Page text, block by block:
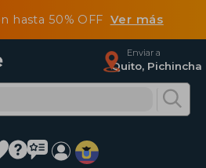
hasta 50% OFF Ver más
Enviar a
Quito, Pichincha